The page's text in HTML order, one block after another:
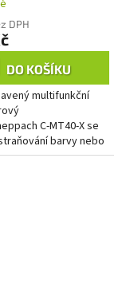
2,4 A
DPH
DO KOŠÍKU
multifunkční
C-MT40-X se
barvy nebo
a řezání v rozích